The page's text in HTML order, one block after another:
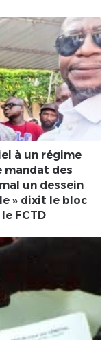
à un régime
mandat des
un dessein
» dixit le bloc
le FCTD